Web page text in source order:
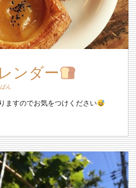
ンダー
ん
ますのでお気をつけください